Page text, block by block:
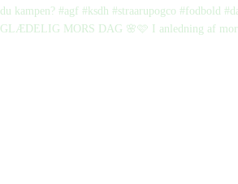
GLÆDELIG MORS DAG 🌸🩷 I anledning af